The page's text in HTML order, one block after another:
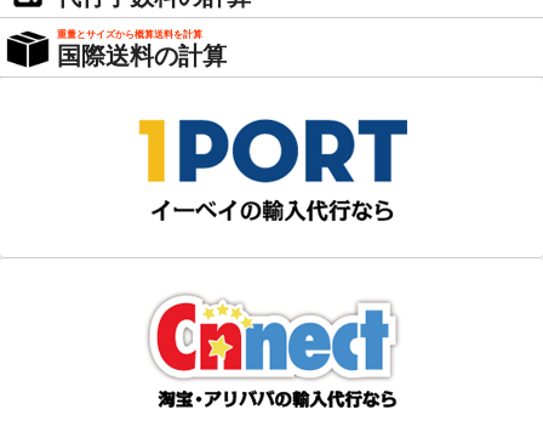
重量とサイズから概算送料を計算
国際送料の計算